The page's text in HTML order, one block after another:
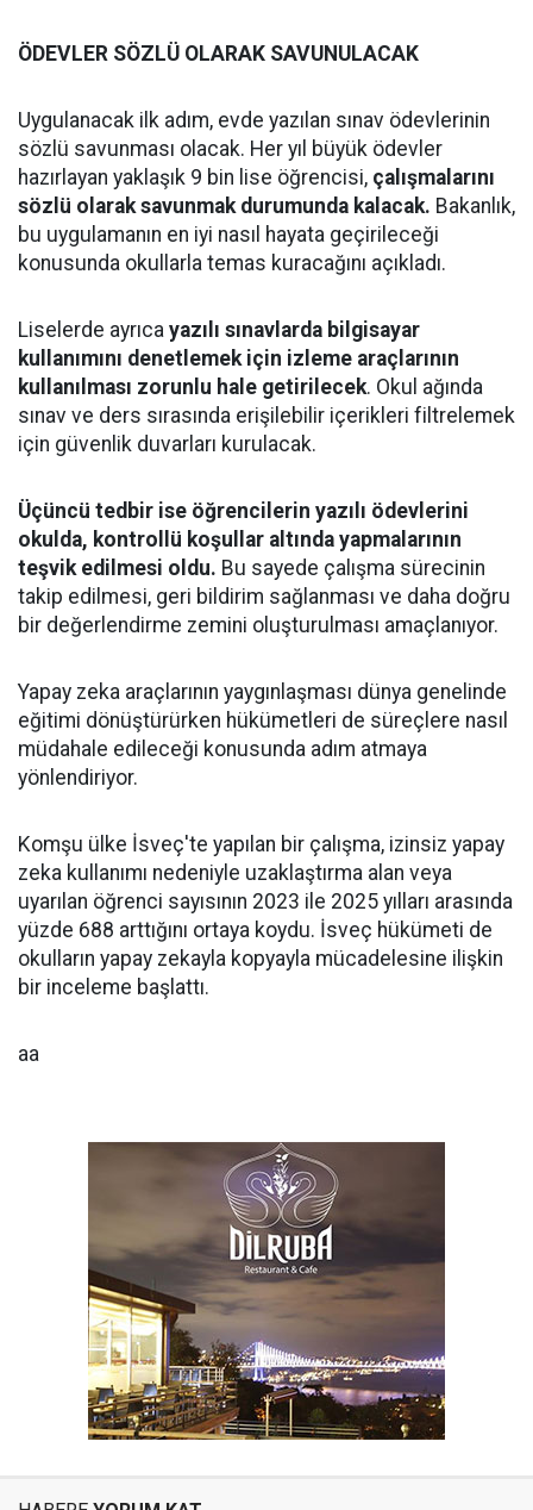
ÖDEVLER SÖZLÜ OLARAK SAVUNULACAK
Uygulanacak ilk adım, evde yazılan sınav ödevlerinin
sözlü savunması olacak. Her yıl büyük ödevler
hazırlayan yaklaşık 9 bin lise öğrencisi, çalışmalarını
sözlü olarak savunmak durumunda kalacak. Bakanlık,
bu uygulamanın en iyi nasıl hayata geçirileceği
konusunda okullarla temas kuracağını açıkladı.
Liselerde ayrıca yazılı sınavlarda bilgisayar
kullanımını denetlemek için izleme araçlarının
kullanılması zorunlu hale getirilecek. Okul ağında
sınav ve ders sırasında erişilebilir içerikleri filtrelemek
için güvenlik duvarları kurulacak.
Üçüncü tedbir ise öğrencilerin yazılı ödevlerini
okulda, kontrollü koşullar altında yapmalarının
teşvik edilmesi oldu. Bu sayede çalışma sürecinin
takip edilmesi, geri bildirim sağlanması ve daha doğru
bir değerlendirme zemini oluşturulması amaçlanıyor.
Yapay zeka araçlarının yaygınlaşması dünya genelinde
eğitimi dönüştürürken hükümetleri de süreçlere nasıl
müdahale edileceği konusunda adım atmaya
yönlendiriyor.
Komşu ülke İsveç'te yapılan bir çalışma, izinsiz yapay
zeka kullanımı nedeniyle uzaklaştırma alan veya
uyarılan öğrenci sayısının 2023 ile 2025 yılları arasında
yüzde 688 arttığını ortaya koydu. İsveç hükümeti de
okulların yapay zekayla kopyayla mücadelesine ilişkin
bir inceleme başlattı.
aa